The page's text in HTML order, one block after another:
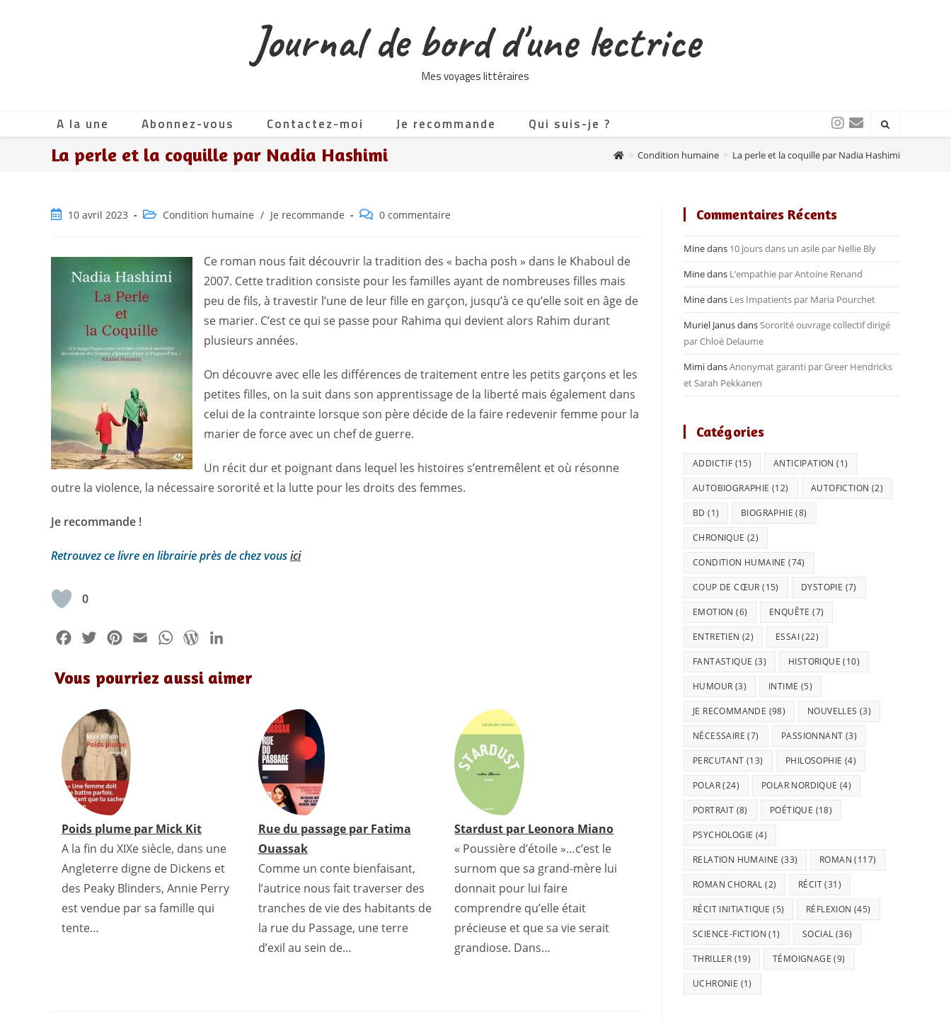
Journal de bord d'une lectrice
Mes voyages littéraires
A la une Abonnez-vous Contactez-moi Je recommande Qui suis-je ?
La perle et la coquille par Nadia Hashimi > Condition humaine > La perle et la coquille par Nadia Hashimi
Publication
10 avril 2023
Post Condition humaine / Je recommande
Commentaires
publication :
0 commentaire
Ce roman nous fait découvrir la tradition des « bacha posh » dans le Khaboul de
2007. Cette tradition consiste pour les familles ayant de nombreuses filles mais
peu de fils, à travestir l’une de leur fille en garçon, jusqu’à ce qu’elle soit en âge de
se marier. C’est ce qui se passe pour Rahima qui devient alors Rahim durant
plusieurs années.
On découvre avec elle les différences de traitement entre les petits garçons et les
petites filles, on la suit dans son apprentissage de la liberté mais également dans
celui de la contrainte lorsque son père décide de la faire redevenir femme pour la
marier de force avec un chef de guerre.
Un récit dur et poignant dans lequel les histoires s’entremêlent et où résonne
outre la violence, la nécessaire sororité et la lutte pour les droits des femmes.
Je recommande !
Retrouvez ce livre en librairie près de chez vousici
0
c
b
o
o
k
i
t
e
r
n
r
e
s
t
a
W
a
W
r
n
Vous pourriez aussi aimer
Poids plume par Mick Kit
A la ﬁn du XIXe siècle, dans une
Angleterre digne de Dickens et
des Peaky Blinders, Annie Perry
est vendue par sa famille qui
tente…
Rue du passage par Fatima
Ouassak
Comme un conte bienfaisant,
l’autrice nous fait traverser des
tranches de vie des habitants de
la rue du Passage, une terre
d’exil au sein de…
Stardust par Leonora Miano
« Poussière d’étoile »…c’est le
surnom que sa grand-mère lui
donnait pour lui faire
comprendre qu’elle était
précieuse et que sa vie serait
grandiose. Dans…
Commentaires Récents
Minedans 10 jours dans un asile par Nellie Bly
Minedans L’empathie par Antoine Renand
Minedans Les Impatients par Maria Pourchet
Muriel JanusdansSororité ouvrage collectif dirigé
par Chloé Delaume
MimidansAnonymat garanti par Greer Hendricks
et Sarah Pekkanen
Catégories
ADDICTIF (15) ANTICIPATION (1)
AUTOBIOGRAPHIE (12) AUTOFICTION (2)
BD (1) BIOGRAPHIE (8)
CHRONIQUE (2)
CONDITION HUMAINE (74)
COUP DE CŒUR (15) DYSTOPIE (7)
EMOTION (6) ENQUÊTE (7)
ENTRETIEN (2) ESSAI(22)
FANTASTIQUE (3) HISTORIQUE (10)
HUMOUR (3) INTIME (5)
JE RECOMMANDE (98) NOUVELLES (3)
NÉCESSAIRE (7) PASSIONNANT (3)
PERCUTANT (13) PHILOSOPHIE (4)
POLAR(24) POLAR NORDIQUE (4)
PORTRAIT (8) POÉTIQUE (18)
PSYCHOLOGIE (4)
RELATION HUMAINE (33) ROMAN (117)
ROMAN CHORAL (2) RÉCIT(31)
RÉCIT INITIATIQUE (5) RÉFLEXION (45)
SCIENCE-FICTION (1) SOCIAL (36)
THRILLER (19) TÉMOIGNAGE (9)
UCHRONIE (1)